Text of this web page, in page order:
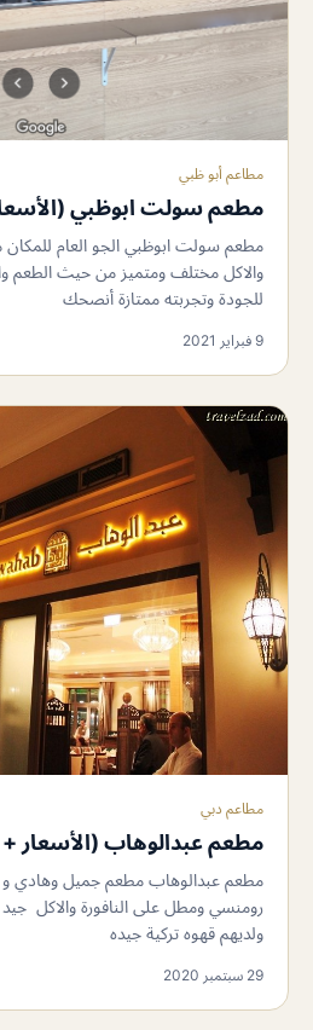
مطاعم أبو ظبي
مطعم سولت ابوظبي
مطعم سولت ابوظبي الجو العام للمكان
والاكل مختلف ومتميز من حيث الطعم
للجودة وتجربته ممتازة أنصحك
9 فبراير 2021
مطاعم دبي
مطعم عبدالوهاب (الأسعار +
مطعم عبدالوهاب مطعم جميل وهادي و
رومنسي ومطل على النافورة والاكل
ولديهم قهوه تركية جيده
29 سبتمبر 2020